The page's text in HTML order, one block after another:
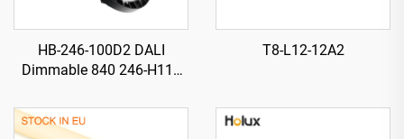
HB-246-100D2 DALI
Dimmable 840 246-H115
18500 lm Illuminatur LED
Għoli Ħajji (UFO) għall-
T8-L12-12A2